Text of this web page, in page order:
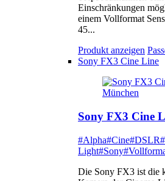
Einschränkungen
einem Vollformat
45...
Produkt anzeigen
Sony FX3 Cine Line
Sony FX3 Cine
#Alpha#Cine#DSLR
Light#Sony
Die Sony FX3 ist die